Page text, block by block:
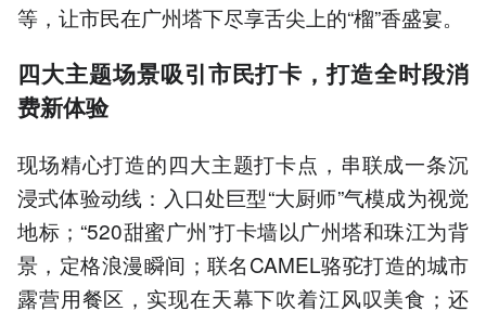
等，让市民在广州塔下尽享舌尖上的“榴”香盛宴。
四大主题场景吸引市民打卡，打造全时段消
费新体验
现场精心打造的四大主题打卡点，串联成一条沉
浸式体验动线：入口处巨型“大厨师”气模成为视觉
地标；“520甜蜜广州”打卡墙以广州塔和珠江为背
景，定格浪漫瞬间；联名CAMEL骆驼打造的城市
露营用餐区，实现在天幕下吹着江风叹美食；还